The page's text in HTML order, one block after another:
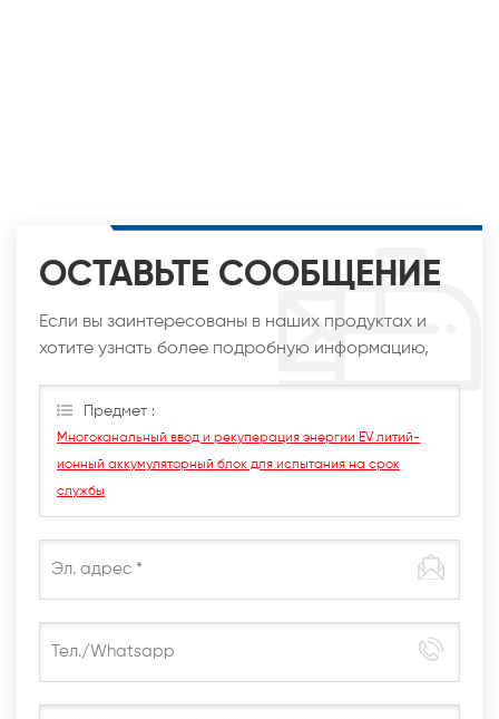
ОСТАВЬТЕ СООБЩЕНИЕ
Если вы заинтересованы в наших продуктах и
хотите узнать более подробную информацию,
только сможем.
Предмет :
Многоканальный ввод и рекуперация энергии EV литий-
ионный аккумуляторный блок для испытания на срок
службы